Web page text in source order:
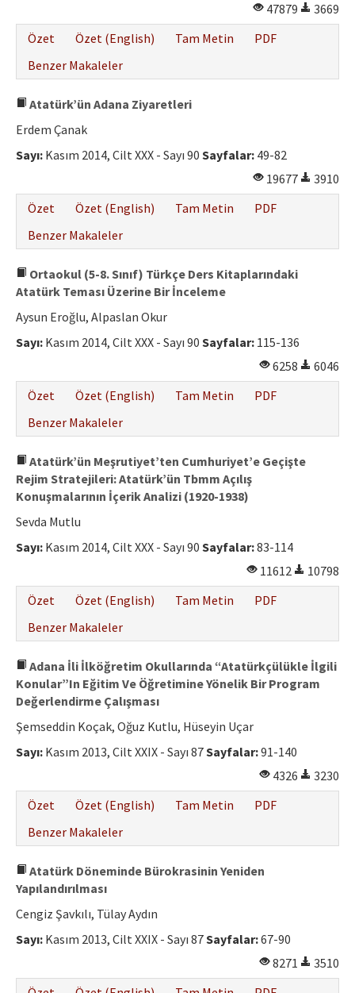
47879
3669
Özet
Özet (English) Tam Metin
PDF
Benzer Makaleler
Atatürk’ün Adana Ziyaretleri
Erdem Çanak
Sayı: Kasım 2014, Cilt XXX - Sayı 90 Sayfalar: 49-82
19677
3910
Özet
Özet (English) Tam Metin
PDF
Benzer Makaleler
Ortaokul (5-8. Sınıf) Türkçe Ders Kitaplarındaki
Atatürk Teması Üzerine Bir İnceleme
Aysun Eroğlu, Alpaslan Okur
Sayı: Kasım 2014, Cilt XXX - Sayı 90 Sayfalar: 115-136
6258
6046
Özet
Özet (English) Tam Metin
PDF
Benzer Makaleler
Atatürk’ün Meşrutiyet’ten Cumhuriyet’e Geçişte
Rejim Stratejileri: Atatürk’ün Tbmm Açılış
Konuşmalarının İçerik Analizi (1920-1938)
Sevda Mutlu
Sayı: Kasım 2014, Cilt XXX - Sayı 90 Sayfalar:83-114
11612
10798
Özet
Özet (English) Tam Metin
PDF
Benzer Makaleler
Adana İli İlköğretim Okullarında “Atatürkçülükle İlgili
Konular”In Eğitim Ve Öğretimine Yönelik Bir Program
Değerlendirme Çalışması
Şemseddin Koçak, Oğuz Kutlu, Hüseyin Uçar
Sayı: Kasım 2013, Cilt XXIX - Sayı 87Sayfalar:91-140
4326
3230
Özet
Özet (English) Tam Metin
PDF
Benzer Makaleler
Atatürk Döneminde Bürokrasinin Yeniden
Yapılandırılması
Cengiz Şavkılı, Tülay Aydın
Sayı: Kasım 2013, Cilt XXIX - Sayı 87Sayfalar:67-90
8271
3510